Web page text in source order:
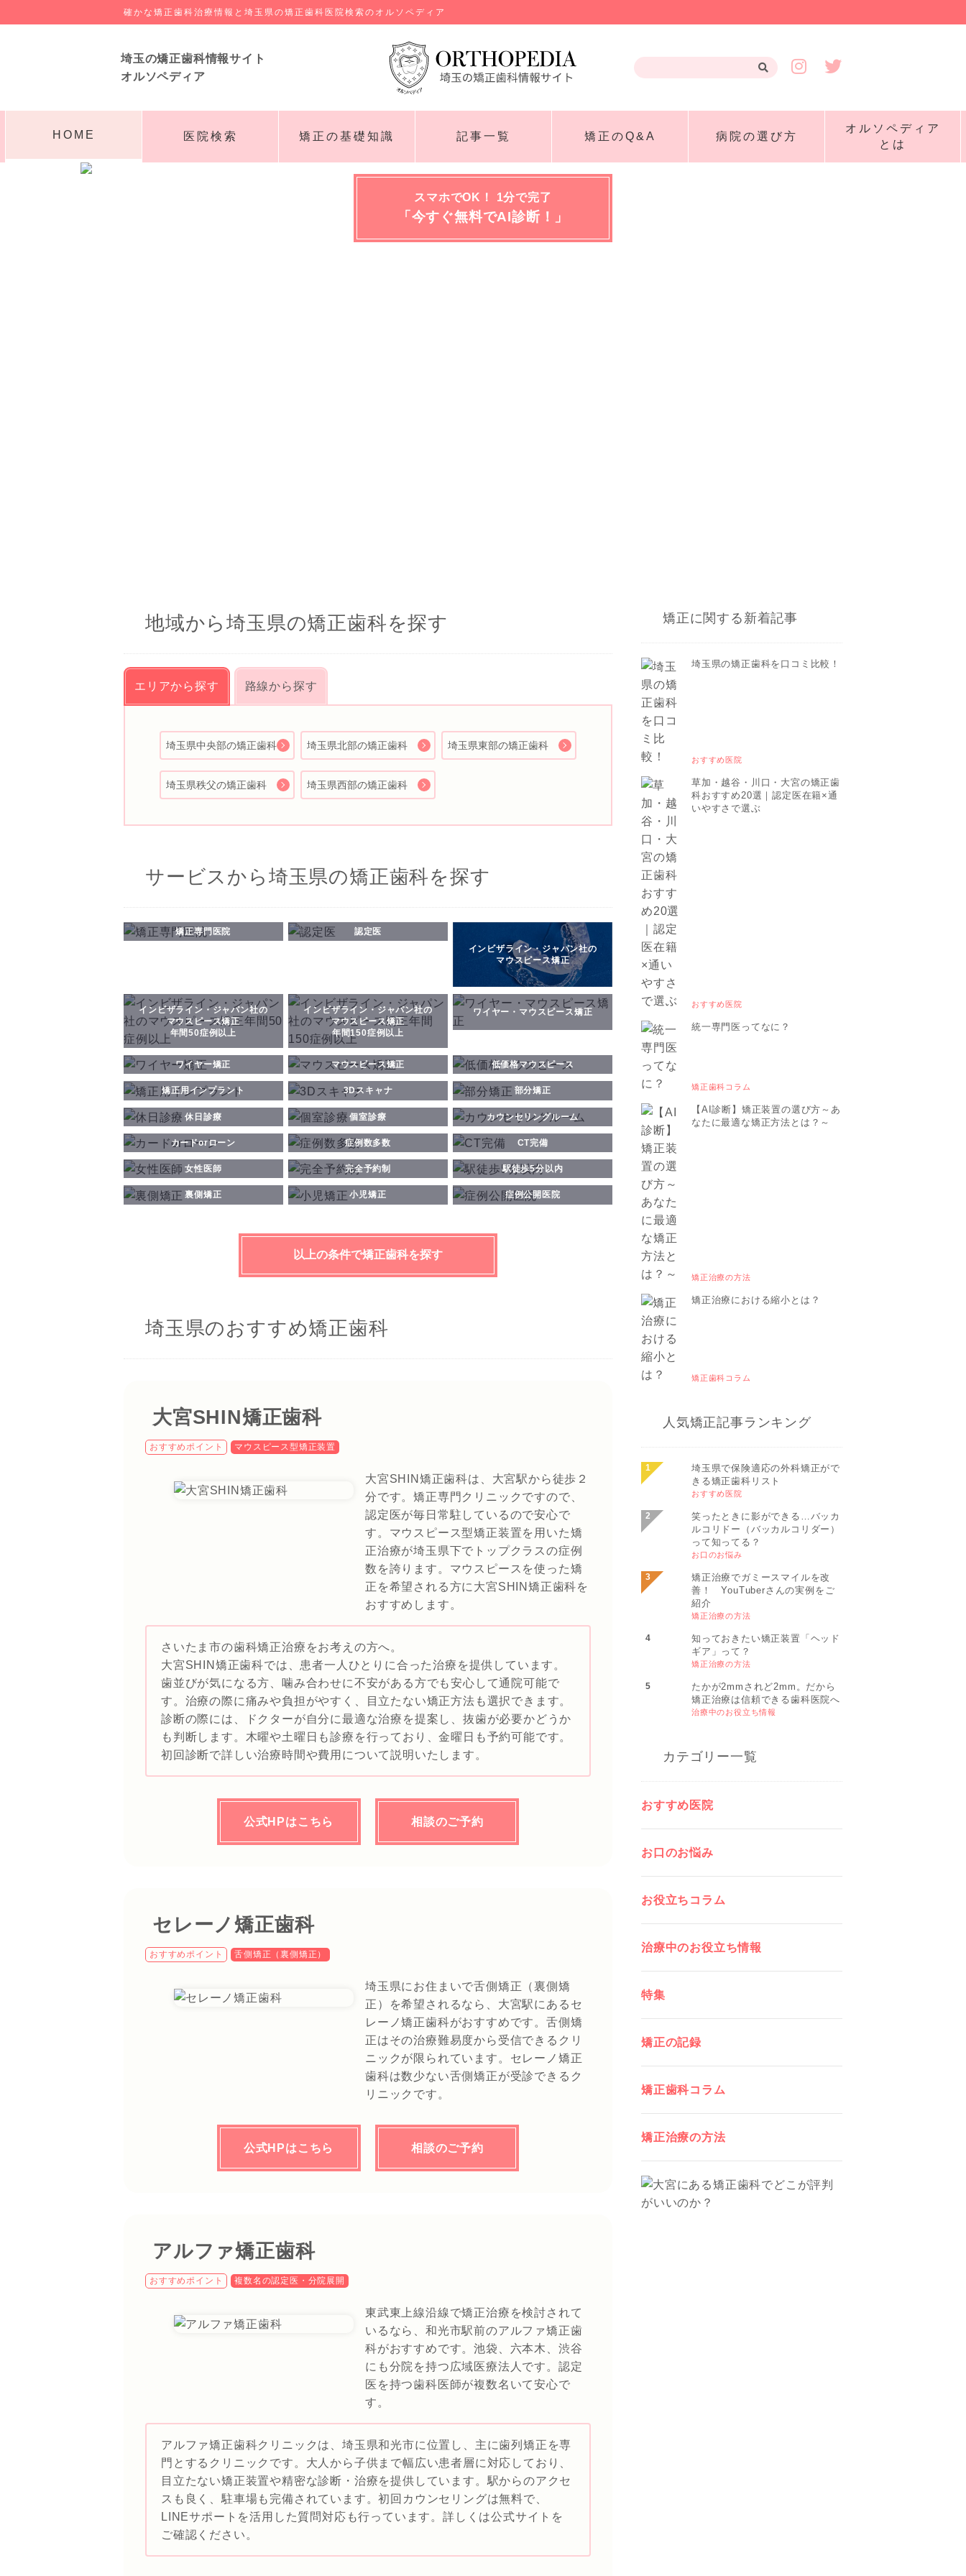
確かな矯正歯科治療情報と埼玉県の矯正歯科医院検索のオルソペディア
埼玉の矯正歯科情報サイト
オルソペディア
HOME 医院検索 矯正の基礎知識 記事一覧 矯正のQ&A 病院の選び方
オルソペディア
とは
スマホでOK！ 1分で完了
「今すぐ無料でAI診断！」
YES NO
地域から埼玉県の矯正歯科を探す
エリアから探す 路線から探す
埼玉県中央部の矯正歯科 埼玉県北部の矯正歯科 埼玉県東部の矯正歯科
埼玉県秩父の矯正歯科 埼玉県西部の矯正歯科
サービスから埼玉県の矯正歯科を探す
矯正専門医院
認定医
インビザライン・ジャパン社の
マウスピース矯正
インビザライン・ジャパン社の
マウスピース矯正
年間50症例以上
インビザライン・ジャパン社の
マウスピース矯正
年間150症例以上
ワイヤー・マウスピース矯正
ワイヤー矯正 マウスピース矯正 低価格マウスピース
矯正用インプラント 3Dスキャナ 部分矯正
休日診療 個室診療 カウンセリングルーム
カードorローン 症例数多数 CT完備
女性医師 完全予約制 駅徒歩5分以内
裏側矯正 小児矯正 症例公開医院
埼玉県のおすすめ矯正歯科
大宮SHIN矯正歯科
おすすめポイント マウスピース型矯正装置
大宮SHIN矯正歯科は、大宮駅から徒歩２
分です。矯正専門クリニックですので、
認定医が毎日常駐しているので安心で
す。マウスピース型矯正装置を用いた矯
正治療が埼玉県下でトップクラスの症例
数を誇ります。マウスピースを使った矯
正を希望される方に大宮SHIN矯正歯科を
おすすめします。
さいたま市の歯科矯正治療をお考えの方へ。
大宮SHIN矯正歯科では、患者一人ひとりに合った治療を提供しています。
歯並びが気になる方、噛み合わせに不安がある方でも安心して通院可能で
す。治療の際に痛みや負担がやすく、目立たない矯正方法も選択できます。
診断の際には、ドクターが自分に最適な治療を提案し、抜歯が必要かどうか
も判断します。木曜や土曜日も診療を行っており、金曜日も予約可能です。
初回診断で詳しい治療時間や費用について説明いたします。
公式HPはこちら 相談のご予約
セレーノ矯正歯科
おすすめポイント 舌側矯正（裏側矯正）
埼玉県にお住まいで舌側矯正（裏側矯
正）を希望されるなら、大宮駅にあるセ
レーノ矯正歯科がおすすめです。舌側矯
正はその治療難易度から受信できるクリ
ニックが限られています。セレーノ矯正
歯科は数少ない舌側矯正が受診できるク
リニックです。
公式HPはこちら 相談のご予約
アルファ矯正歯科
おすすめポイント 複数名の認定医・分院展開
東武東上線沿線で矯正治療を検討されて
いるなら、和光市駅前のアルファ矯正歯
科がおすすめです。池袋、六本木、渋谷
にも分院を持つ広域医療法人です。認定
医を持つ歯科医師が複数名いて安心で
す。
アルファ矯正歯科クリニックは、埼玉県和光市に位置し、主に歯列矯正を専
門とするクリニックです。大人から子供まで幅広い患者層に対応しており、
目立たない矯正装置や精密な診断・治療を提供しています。駅からのアクセ
スも良く、駐車場も完備されています。初回カウンセリングは無料で、
LINEサポートを活用した質問対応も行っています。詳しくは公式サイトを
ご確認ください。
矯正に関する新着記事
埼玉県の矯正歯科を口コミ比較！
おすすめ医院
草加・越谷・川口・大宮の矯正歯
科おすすめ20選｜認定医在籍×通
いやすさで選ぶ
おすすめ医院
統一専門医ってなに？
矯正歯科コラム
【AI診断】矯正装置の選び方～あ
なたに最適な矯正方法とは？～
矯正治療の方法
矯正治療における縮小とは？
矯正歯科コラム
人気矯正記事ランキング
埼玉県で保険適応の外科矯正がで
きる矯正歯科リスト
おすすめ医院
笑ったときに影ができる…バッカ
ルコリドー（バッカルコリダー）
って知ってる？
お口のお悩み
矯正治療でガミースマイルを改
善！ YouTuberさんの実例をご
紹介
矯正治療の方法
知っておきたい矯正装置「ヘッド
ギア」って？
矯正治療の方法
たかが2mmされど2mm。だから
矯正治療は信頼できる歯科医院へ
治療中のお役立ち情報
カテゴリー一覧
おすすめ医院
お口のお悩み
お役立ちコラム
治療中のお役立ち情報
特集
矯正の記録
矯正歯科コラム
矯正治療の方法